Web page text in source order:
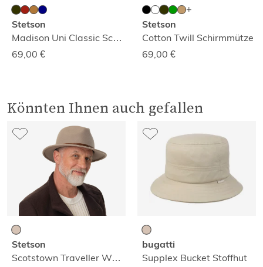
Stetson
Madison Uni Classic Schirmmütze
69,00 €
Stetson
Cotton Twill Schirmmütze
69,00 €
Könnten Ihnen auch gefallen
Stetson
Scotstown Traveller Wollfilzhut
bugatti
Supplex Bucket Stoffhut